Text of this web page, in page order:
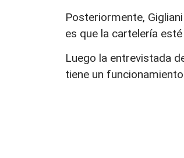
Posteriormente,
es que la cartelería
Luego la entrevistada
tiene un